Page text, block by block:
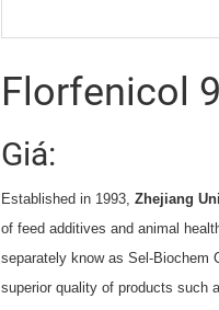
Florfenicol
Giá:
Established in 1993, Zhejiang
of feed additives and animal
separately know as Sel-Biochem
superior quality of products such